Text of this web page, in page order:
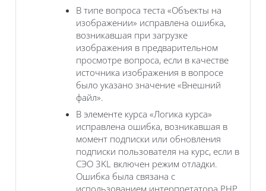
В типе вопроса теста «Объекты на
изображении» исправлена ошибка,
возникавшая при загрузке
изображения в предварительном
просмотре вопроса, если в качестве
источника изображения в вопросе
было указано значение «Внешний
файл».
В элементе курса «Логика курса‎»
исправлена ошибка, возникавшая в
момент подписки или обновления
подписки пользователя на курс, если в
СЭО 3KL включен режим отладки.
Ошибка была связана с
использованием интерпретатора PHP